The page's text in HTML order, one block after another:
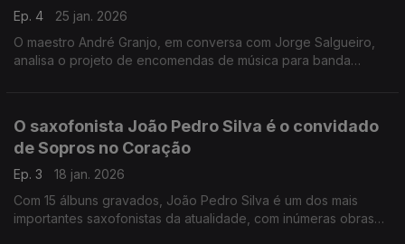
Ep. 4
25 jan. 2026
O maestro André Granjo, em conversa com Jorge Salgueiro,
analisa o projeto de encomendas de música para banda
O saxofonista João Pedro Silva é o convidado
de Sopros no Coração
Ep. 3
18 jan. 2026
Com 15 álbuns gravados, João Pedro Silva é um dos mais
importantes saxofonistas da atualidade, com inúmeras obras